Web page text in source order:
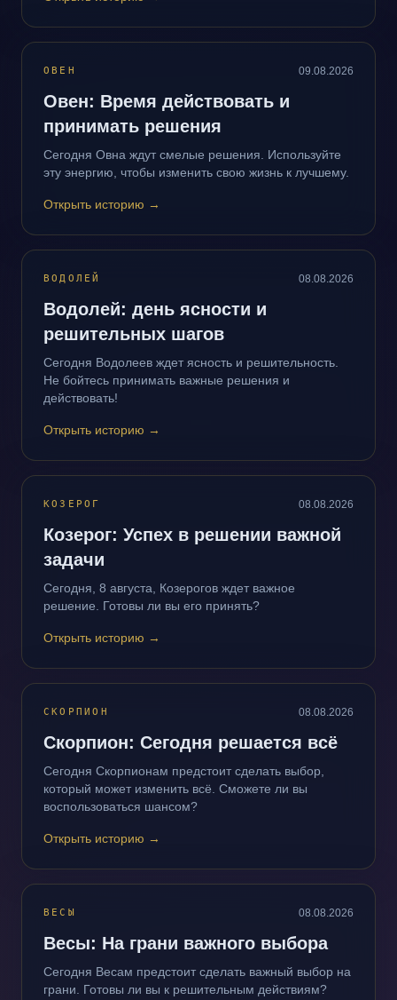
ОВЕН 09.08.2026
Овен: Время действовать и
принимать решения
Сегодня Овна ждут смелые решения. Используйте
эту энергию, чтобы изменить свою жизнь к лучшему.
Открыть историю →
ВОДОЛЕЙ 08.08.2026
Водолей: день ясности и
решительных шагов
Сегодня Водолеев ждет ясность и решительность.
Не бойтесь принимать важные решения и
действовать!
Открыть историю →
КОЗЕРОГ 08.08.2026
Козерог: Успех в решении важной
задачи
Сегодня, 8 августа, Козерогов ждет важное
решение. Готовы ли вы его принять?
Открыть историю →
СКОРПИОН 08.08.2026
Скорпион: Сегодня решается всё
Сегодня Скорпионам предстоит сделать выбор,
который может изменить всё. Сможете ли вы
воспользоваться шансом?
Открыть историю →
ВЕСЫ 08.08.2026
Весы: На грани важного выбора
Сегодня Весам предстоит сделать важный выбор на
грани. Готовы ли вы к решительным действиям?